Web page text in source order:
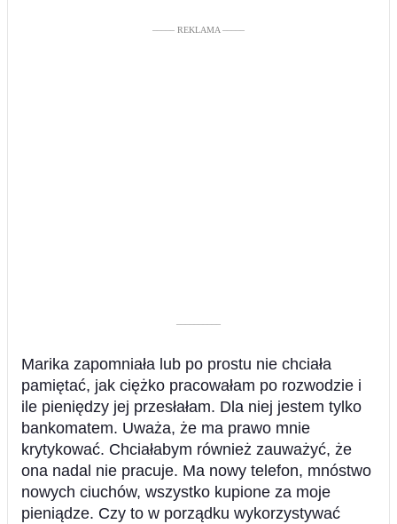
––––– REKLAMA –––––
––––––––––
Marika zapomniała lub po prostu nie chciała
pamiętać, jak ciężko pracowałam po rozwodzie i
ile pieniędzy jej przesłałam. Dla niej jestem tylko
bankomatem. Uważa, że ma prawo mnie
krytykować. Chciałabym również zauważyć, że
ona nadal nie pracuje. Ma nowy telefon, mnóstwo
nowych ciuchów, wszystko kupione za moje
pieniądze. Czy to w porządku wykorzystywać